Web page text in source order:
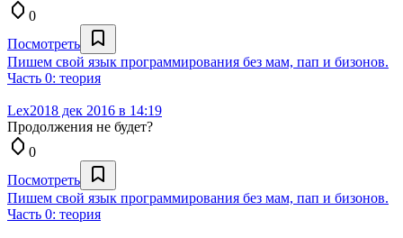
0
Посмотреть
Пишем свой язык программирования без мам, пап и бизонов.
Часть 0: теория
Lex2018 дек 2016 в 14:19
Продолжения не будет?
0
Посмотреть
Пишем свой язык программирования без мам, пап и бизонов.
Часть 0: теория